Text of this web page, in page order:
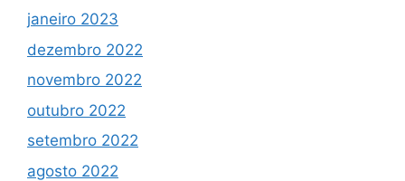
janeiro 2023
dezembro 2022
novembro 2022
outubro 2022
setembro 2022
agosto 2022